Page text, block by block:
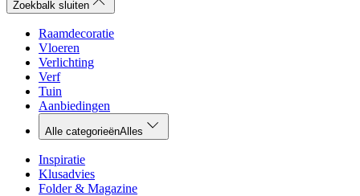
Zoekbalk sluiten
Raamdecoratie
Vloeren
Verlichting
Verf
Tuin
Aanbiedingen
Alle categorieënAlles
Inspiratie
Klusadvies
Folder & Magazine